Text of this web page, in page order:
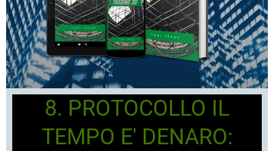
8. PROTOCOLLO IL
TEMPO E' DENARO: